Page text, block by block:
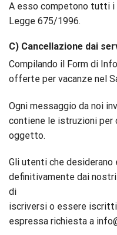
A esso competono tutti i
Legge 675/1996.
C) Cancellazione dai
Compilando il Form di
offerte per vacanze nel
Ogni messaggio da noi
contiene le istruzioni per
oggetto.
Gli utenti che
definitivamente dai
di
iscriversi o essere
espressa richiesta a